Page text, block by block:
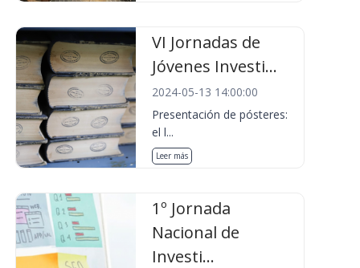
VI Jornadas de
Jóvenes Investi...
2024-05-13 14:00:00
Presentación de pósteres:
el l...
Leer más
1º Jornada
Nacional de
Investi...